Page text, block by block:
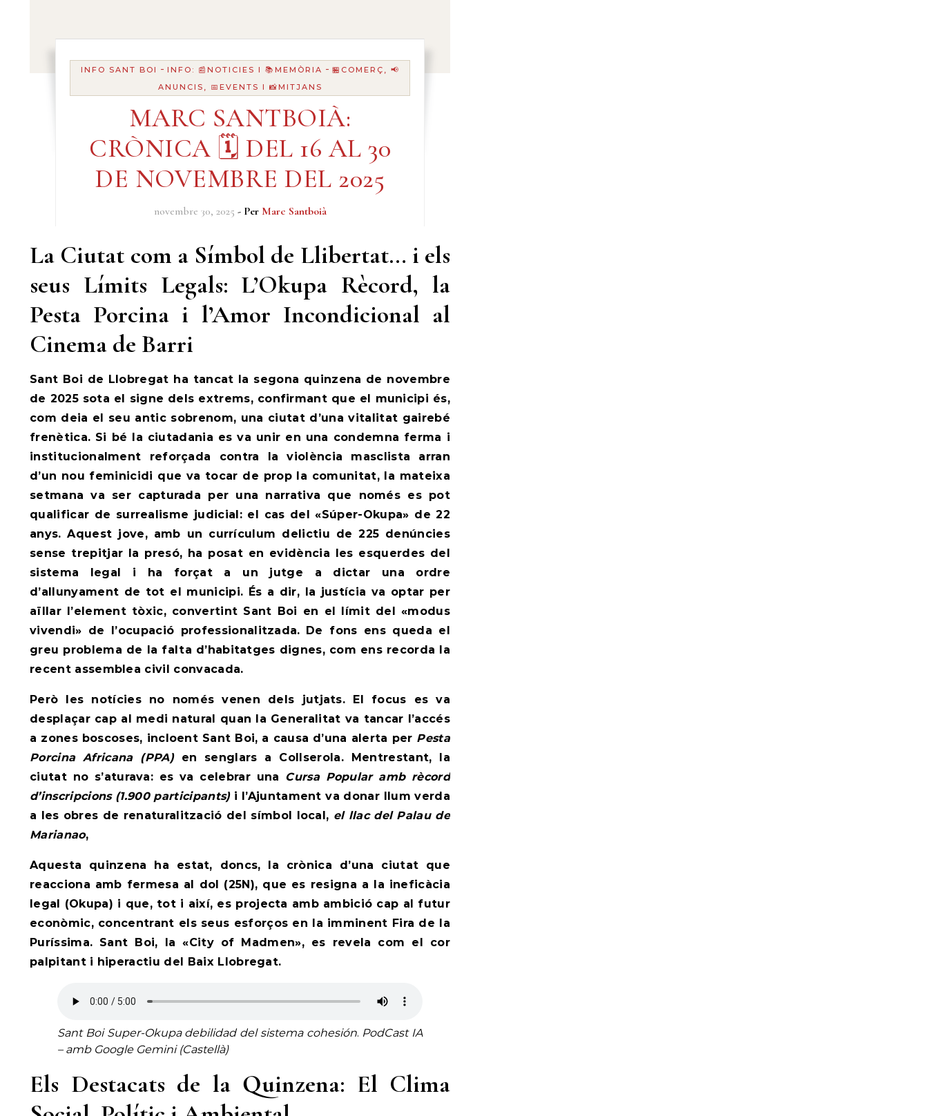
INFO SANT BOI - INFO: 📰NOTICIES I 📚MEMÒRIA - 🏪COMERÇ, 📢
ANUNCIS, 📅EVENTS I 📸MITJANS
MARC SANTBOIÀ:
CRÒNICA 🗓️ DEL 16 AL 30
DE NOVEMBRE DEL 2025
novembre 30, 2025 - Per Marc Santboià
La Ciutat com a Símbol de Llibertat… i els
seus Límits Legals: L’Okupa Rècord, la
Pesta Porcina i l’Amor Incondicional al
Cinema de Barri
Sant Boi de Llobregat ha tancat la segona quinzena de novembre
de 2025 sota el signe dels extrems, confirmant que el municipi és,
com deia el seu antic sobrenom, una ciutat d’una vitalitat gairebé
frenètica. Si bé la ciutadania es va unir en una condemna ferma i
institucionalment reforçada contra la violència masclista arran
d’un nou feminicidi que va tocar de prop la comunitat, la mateixa
setmana va ser capturada per una narrativa que només es pot
qualificar de surrealisme judicial: el cas del «Súper-Okupa» de 22
anys. Aquest jove, amb un currículum delictiu de 225 denúncies
sense trepitjar la presó, ha posat en evidència les esquerdes del
sistema legal i ha forçat a un jutge a dictar una ordre
d’allunyament de tot el municipi. És a dir, la justícia va optar per
aïllar l’element tòxic, convertint Sant Boi en el límit del «modus
vivendi» de l’ocupació professionalitzada. De fons ens queda el
greu problema de la falta d’habitatges dignes, com ens recorda la
recent assemblea civil convacada.
Però les notícies no només venen dels jutjats. El focus es va
desplaçar cap al medi natural quan la Generalitat va tancar l’accés
a zones boscoses, incloent Sant Boi, a causa d’una alerta per Pesta
Porcina Africana (PPA) en senglars a Collserola. Mentrestant, la
ciutat no s’aturava: es va celebrar una Cursa Popular amb rècord
d’inscripcions (1.900 participants)i l’Ajuntament va donar llum verda
a les obres de renaturalització del símbol local, el llac del Palau de
Marianao,
Aquesta quinzena ha estat, doncs, la crònica d’una ciutat que
reacciona amb fermesa al dol (25N), que es resigna a la ineficàcia
legal (Okupa) i que, tot i així, es projecta amb ambició cap al futur
econòmic, concentrant els seus esforços en la imminent Fira de la
Puríssima. Sant Boi, la «City of Madmen», es revela com el cor
palpitant i hiperactiu del Baix Llobregat.
Sant Boi Super-Okupa debilidad del sistema cohesión. PodCast IA
– amb Google Gemini (Castellà)
Els Destacats de la Quinzena: El Clima